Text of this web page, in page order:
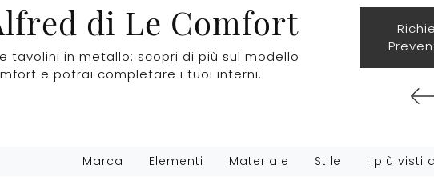
di Le Comfort
tavolini in metallo: scopri di più sul modello
e potrai completare i tuoi interni.
Marca Elementi Materiale Stile I più visti